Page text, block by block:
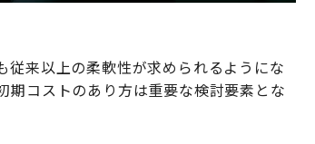
来以上の柔軟性が求められるようにな
期コストのあり方は重要な検討要素とな